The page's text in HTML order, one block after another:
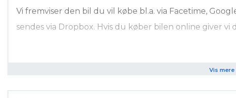
Vi fremviser den bil du vil købe bl.a. via Facetime,
sendes via Dropbox. Hvis du køber bilen online giver vi
Vis mere